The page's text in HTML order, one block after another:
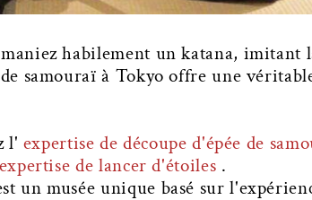
habilement un katana, imitant
samouraï à Tokyo offre une
l' expertise de découpe d'épée de
de lancer d'étoiles .
un musée unique basé sur